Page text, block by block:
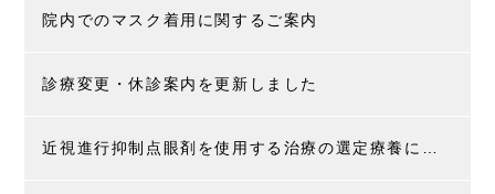
院内でのマスク着用に関するご案内
診療変更・休診案内を更新しました